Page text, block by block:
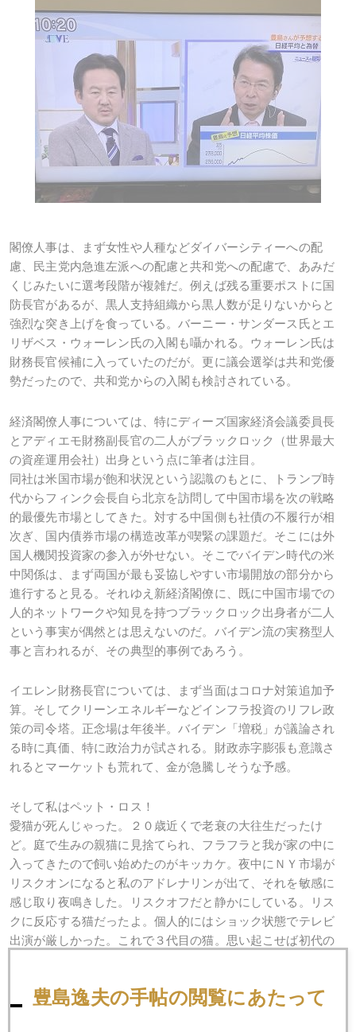
閣僚人事は、まず女性や人種などダイバーシティーへの配
慮、民主党内急進左派への配慮と共和党への配慮で、あみだ
くじみたいに選考段階が複雑だ。例えば残る重要ポストに国
防長官があるが、黒人支持組織から黒人数が足りないからと
強烈な突き上げを食っている。バーニー・サンダース氏とエ
リザベス・ウォーレン氏の入閣も囁かれる。ウォーレン氏は
財務長官候補に入っていたのだが。更に議会選挙は共和党優
勢だったので、共和党からの入閣も検討されている。
経済閣僚人事については、特にディーズ国家経済会議委員長
とアディエモ財務副長官の二人がブラックロック（世界最大
の資産運用会社）出身という点に筆者は注目。
同社は米国市場が飽和状況という認識のもとに、トランプ時
代からフィンク会長自ら北京を訪問して中国市場を次の戦略
的最優先市場としてきた。対する中国側も社債の不履行が相
次ぎ、国内債券市場の構造改革が喫緊の課題だ。そこには外
国人機関投資家の参入が外せない。そこでバイデン時代の米
中関係は、まず両国が最も妥協しやすい市場開放の部分から
進行すると見る。それゆえ新経済閣僚に、既に中国市場での
人的ネットワークや知見を持つブラックロック出身者が二人
という事実が偶然とは思えないのだ。バイデン流の実務型人
事と言われるが、その典型的事例であろう。
イエレン財務長官については、まず当面はコロナ対策追加予
算。そしてクリーンエネルギーなどインフラ投資のリフレ政
策の司令塔。正念場は年後半。バイデン「増税」が議論され
る時に真価、特に政治力が試される。財政赤字膨張も意識さ
れるとマーケットも荒れて、金が急騰しそうな予感。
そして私はペット・ロス！
愛猫が死んじゃった。２０歳近くで老衰の大往生だったけ
ど。庭で生みの親猫に見捨てられ、フラフラと我が家の中に
入ってきたので飼い始めたのがキッカケ。夜中にＮＹ市場が
リスクオンになると私のアドレナリンが出て、それを敏感に
感じ取り夜鳴きした。リスクオフだと静かにしている。リス
クに反応する猫だったよ。個人的にはショック状態でテレビ
出演が厳しかった。これで３代目の猫。思い起こせば初代の
すために手元のゴルフ用サングラスでセミナー登壇。怪しい
豊島逸夫の手帖の閲覧にあたって